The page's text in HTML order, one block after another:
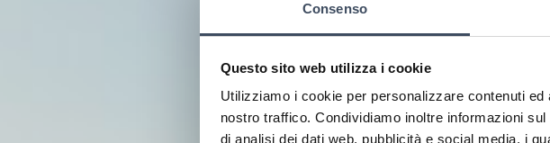
Consenso
Questo sito web utilizza i cookie
Utilizziamo i cookie per personalizzare contenuti
nostro traffico. Condividiamo inoltre informazioni
di analisi dei dati web, pubblicità e social media, i